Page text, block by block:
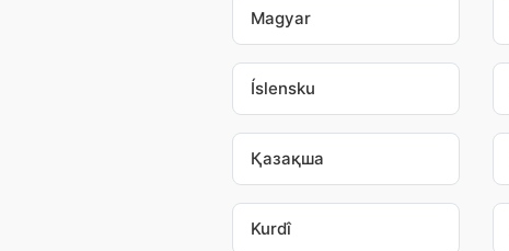
Magyar
Íslensku
Қазақша
Kurdî